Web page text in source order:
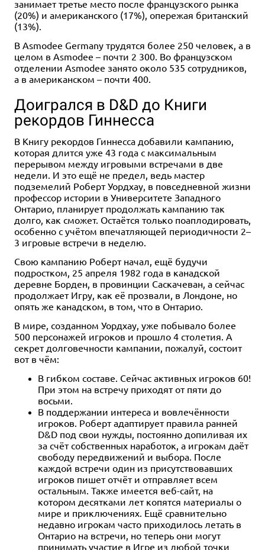
занимает третье место после французского рынка
(20%) и американского (17%), опережая британский
(13%).
В Asmodee Germany трудятся более 250 человек, а в
целом в Asmodee – почти 2 300. Во французском
отделении Asmodee занято около 535 сотрудников,
а в американском – почти 400.
Доигрался в D&D до Книги
рекордов Гиннесса
В Книгу рекордов Гиннесса добавили кампанию,
которая длится уже 43 года с максимальным
перерывом между игровыми встречами в две
недели. И это ещё не предел, ведь мастер
подземелий Роберт Уордхау, в повседневной жизни
профессор истории в Университете Западного
Онтарио, планирует продолжать кампанию так
долго, как сможет. Остаётся только поаплодировать,
особенно с учётом впечатляющей периодичности 2–
3 игровые встречи в неделю.
Свою кампанию Роберт начал, ещё будучи
подростком, 25 апреля 1982 года в канадской
деревне Борден, в провинции Саскачеван, а сейчас
продолжает Игру, как её прозвали, в Лондоне, но
опять же канадском, в том, что в Онтарио.
В мире, созданном Уордхау, уже побывало более
500 персонажей игроков и прошло 4 столетия. А
секрет долговечности кампании, пожалуй, состоит
вот в чём:
В гибком составе. Сейчас активных игроков 60!
При этом на встречу приходят от пяти до
восьми.
В поддержании интереса и вовлечённости
игроков. Роберт адаптирует правила ранней
D&D под свои нужды, постоянно допиливая их
за счёт собственных наработок, а игрокам даёт
свободу передвижений и выбора. После
каждой встречи один из присутствовавших
игроков пишет отчёт и отправляет всем
остальным. Также имеется веб-сайт, на
котором десятками лет копятся материалы о
мире и приключениях. Ещё сравнительно
недавно игрокам часто приходилось летать в
Онтарио на встречи, но теперь они могут
принимать участие в Игре из любой точки